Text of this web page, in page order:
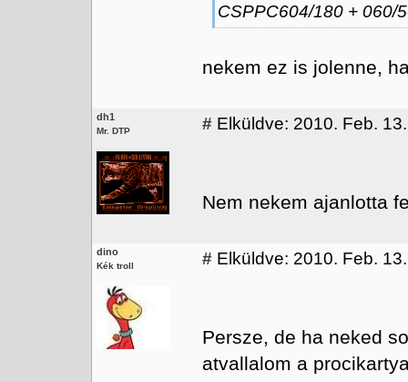
CSPPC604/180 + 060/
nekem ez is jolenne,
dh1
Mr. DTP # Elküldve: 2010. Feb.
Nem nekem ajanlotta
dino
Kék troll # Elküldve: 2010. Feb.
Persze, de ha neked
atvallalom a